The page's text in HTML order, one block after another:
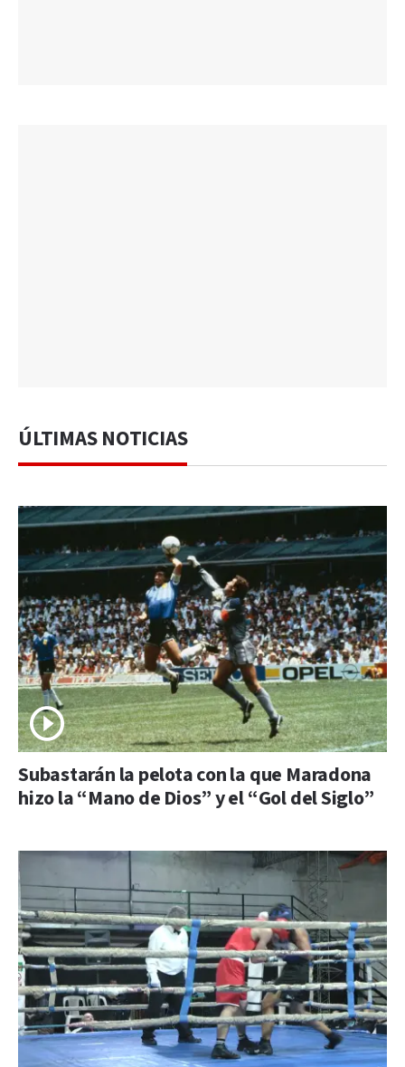
ÚLTIMAS NOTICIAS
Subastarán la pelota con la que Maradona
hizo la “Mano de Dios” y el “Gol del Siglo”